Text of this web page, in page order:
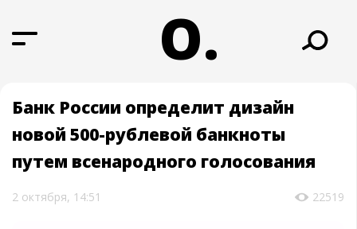
О.
Банк России определит дизайн
новой 500-рублевой банкноты
путем всенародного голосования
2 октября, 14:51 22519